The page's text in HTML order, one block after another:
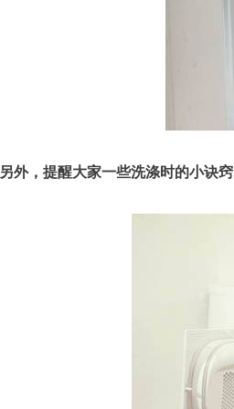
另外，提醒大家一些洗涤时的小诀